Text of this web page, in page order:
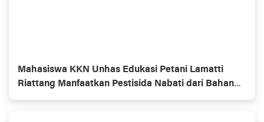
Mahasiswa KKN Unhas Edukasi Petani Lamatti
Riattang Manfaatkan Pestisida Nabati dari Bahan
Alami